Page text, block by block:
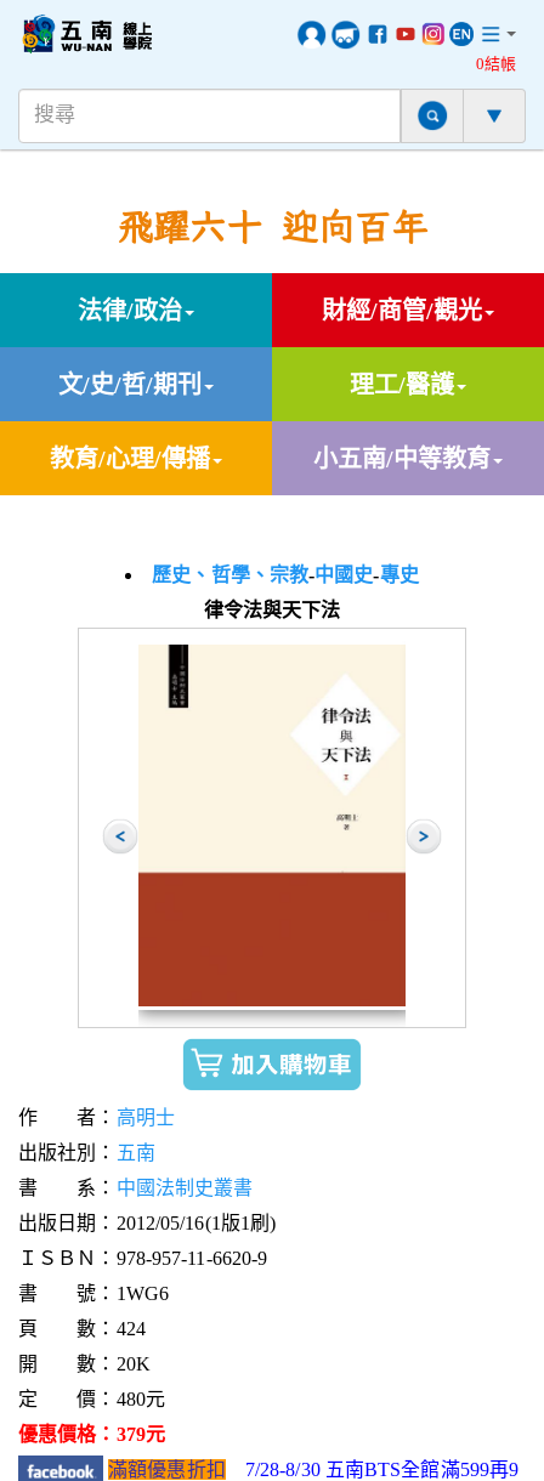
0結帳
飛躍六十 迎向百年
法律/政治 財經/商管/觀光
文/史/哲/期刊 理工/醫護
教育/心理/傳播 小五南/中等教育
歷史、哲學、宗教-中國史-專史
律令法與天下法
作 者： 高明士
出版社別： 五南
書 系： 中國法制史叢書
出版日期：2012/05/16(1版1刷)
ＩＳＢＮ：978-957-11-6620-9
書 號：1WG6
頁 數：424
開 數：20K
定 價：480元
優惠價格：379元
滿額優惠折扣
7/28-8/30 五南BTS全館滿599再9